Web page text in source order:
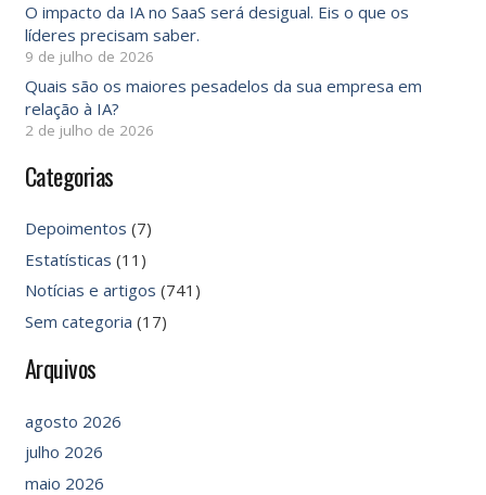
O impacto da IA ​​no SaaS será desigual. Eis o que os
líderes precisam saber.
9 de julho de 2026
Quais são os maiores pesadelos da sua empresa em
relação à IA?
2 de julho de 2026
Categorias
Depoimentos (7)
Estatísticas (11)
Notícias e artigos (741)
Sem categoria (17)
Arquivos
agosto 2026
julho 2026
maio 2026